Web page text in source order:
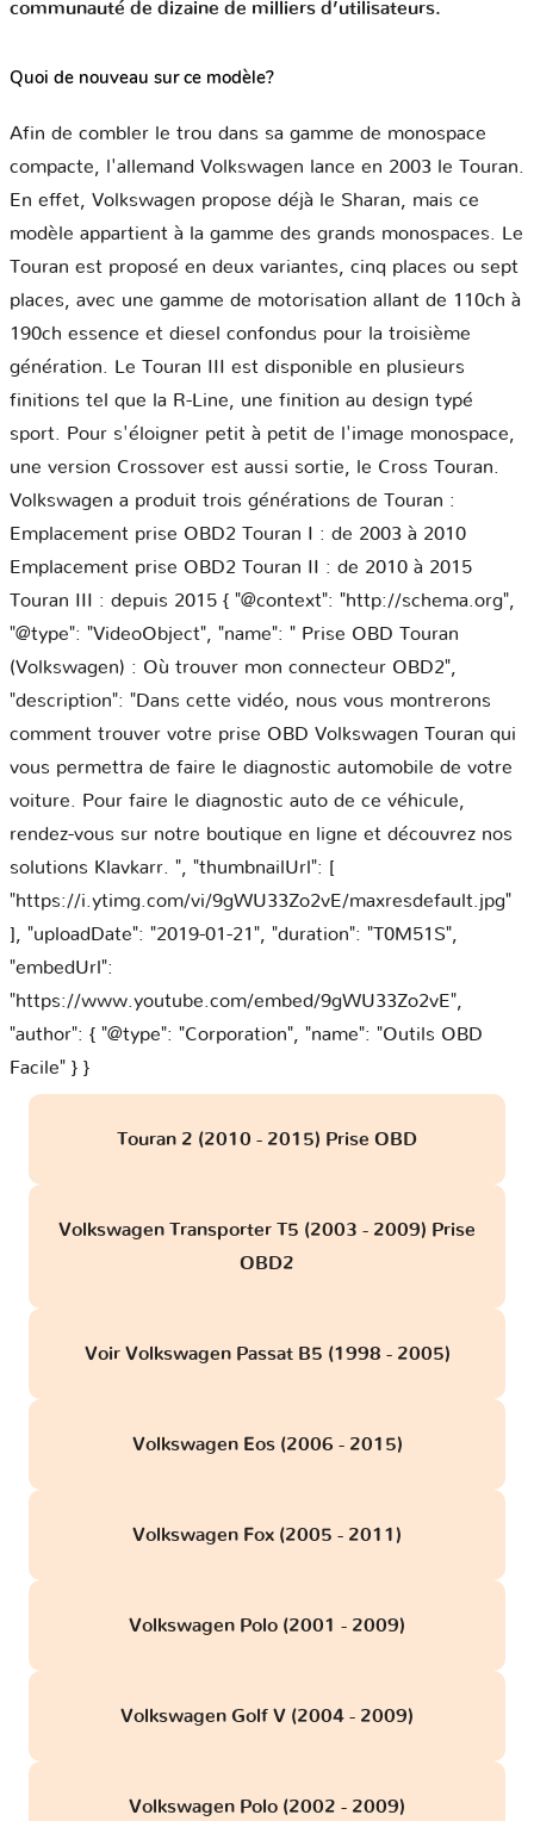
communauté de dizaine de milliers d’utilisateurs.
Quoi de nouveau sur ce modèle?
Afin de combler le trou dans sa gamme de monospace
compacte, l'allemand Volkswagen lance en 2003 le Touran.
En effet, Volkswagen propose déjà le Sharan, mais ce
modèle appartient à la gamme des grands monospaces. Le
Touran est proposé en deux variantes, cinq places ou sept
places, avec une gamme de motorisation allant de 110ch à
190ch essence et diesel confondus pour la troisième
génération. Le Touran III est disponible en plusieurs
finitions tel que la R-Line, une finition au design typé
sport. Pour s'éloigner petit à petit de l'image monospace,
une version Crossover est aussi sortie, le Cross Touran.
Volkswagen a produit trois générations de Touran :
Emplacement prise OBD2 Touran I : de 2003 à 2010
Emplacement prise OBD2 Touran II : de 2010 à 2015
Touran III : depuis 2015 { "@context": "http://schema.org",
"@type": "VideoObject", "name": " Prise OBD Touran
(Volkswagen) : Où trouver mon connecteur OBD2",
"description": "Dans cette vidéo, nous vous montrerons
comment trouver votre prise OBD Volkswagen Touran qui
vous permettra de faire le diagnostic automobile de votre
voiture. Pour faire le diagnostic auto de ce véhicule,
rendez-vous sur notre boutique en ligne et découvrez nos
solutions Klavkarr. ", "thumbnailUrl": [
"https://i.ytimg.com/vi/9gWU33Zo2vE/maxresdefault.jpg"
], "uploadDate": "2019-01-21", "duration": "T0M51S",
"embedUrl":
"https://www.youtube.com/embed/9gWU33Zo2vE",
"author": { "@type": "Corporation", "name": "Outils OBD
Facile" } }
Touran 2 (2010 - 2015) Prise OBD
Volkswagen Transporter T5 (2003 - 2009) Prise
OBD2
Voir Volkswagen Passat B5 (1998 - 2005)
Volkswagen Eos (2006 - 2015)
Volkswagen Fox (2005 - 2011)
Volkswagen Polo (2001 - 2009)
Volkswagen Golf V (2004 - 2009)
Volkswagen Polo (2002 - 2009)